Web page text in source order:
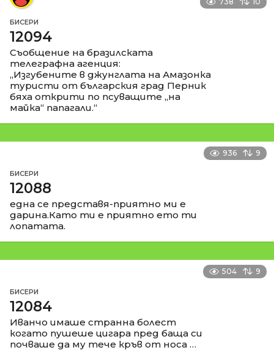
БИСЕРИ
12094
Съобщение на бразилската
телеграфна агенция:
„Изгубените в джунглата на Амазонка
туристи от българския град Перник
бяха открити по псуващите „на
майка“ папагали.“
936 9
БИСЕРИ
12088
една се представя-приятно ми е
дарина.Като ти е приятно ето ти
лопатата.
504 9
БИСЕРИ
12084
Иванчо имаше странна болест
когато пушеше цигара пред баща си
почваше да му тече кръв от носа …